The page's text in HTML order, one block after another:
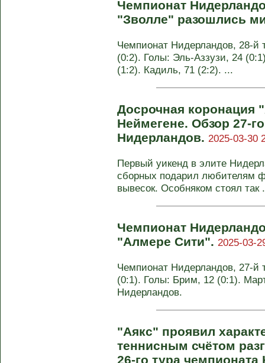
Чемпионат
"Зволле" разошлись
Чемпионат Нидерландов, 28-
(0:2). Голы: Эль-Аззузи, 24
(1:2). Кадиль, 71 (2:2). ...
Досрочная коронация
Неймегене. Обзор 27-
Нидерландов. 2025-03-30
Первый уикенд в элите
сборных подарил любителям
вывесок. Особняком стоял так
Чемпионат
"Алмере Сити". 2025-03-
Чемпионат Нидерландов, 27-
(0:1). Голы: Брим, 12 (0:1).
Нидерландов.
"Аякс" проявил
теннисным счётом
26-го тура